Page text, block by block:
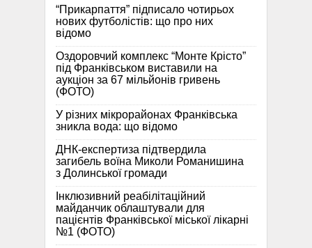
“Прикарпаття” підписало чотирьох
нових футболістів: що про них
відомо
Оздоровчий комплекс “Монте Крісто”
під Франківськом виставили на
аукціон за 67 мільйонів гривень
(ФОТО)
У різних мікрорайонах Франківська
зникла вода: що відомо
ДНК-експертиза підтвердила
загибель воїна Миколи Романишина
з Долинської громади
Інклюзивний реабілітаційний
майданчик облаштували для
пацієнтів Франківської міської лікарні
№1 (ФОТО)